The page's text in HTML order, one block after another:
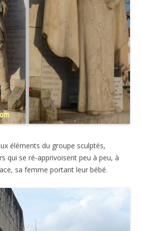
éléments du groupe sculptés,
qui se ré-apprivoisent peu à peu, à
sa femme portant leur bébé.